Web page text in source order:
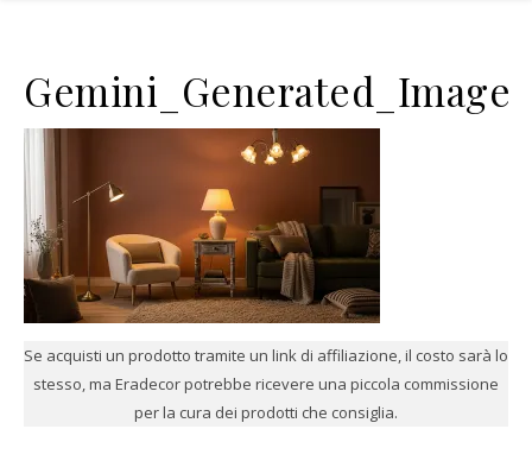
Se acquisti un prodotto tramite un link di affiliazione, il costo sarà lo
stesso, ma Eradecor potrebbe ricevere una piccola commissione
per la cura dei prodotti che consiglia.